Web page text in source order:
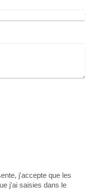
j'accepte que les
j'ai saisies dans le